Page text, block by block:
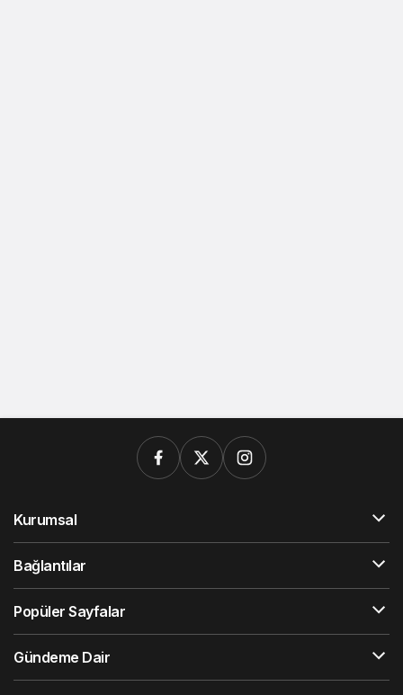
Kurumsal
Bağlantılar
Popüler Sayfalar
Gündeme Dair